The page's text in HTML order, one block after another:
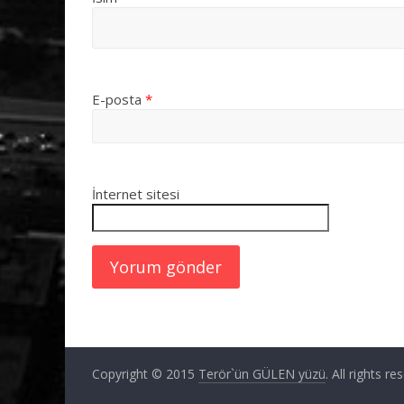
E-posta *
İnternet sitesi
Copyright © 2015 Terör`ün GÜLEN yüzü. All rights